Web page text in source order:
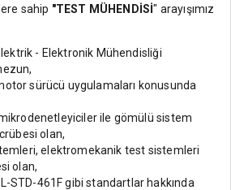
sahip "TEST MÜHENDİSİ" arayışımız
- Elektronik Mühendisliği
sürücü uygulamaları konusunda
ile gömülü sistem
olan,
elektromekanik test sistemleri
olan,
STD-461F gibi standartlar hakkında